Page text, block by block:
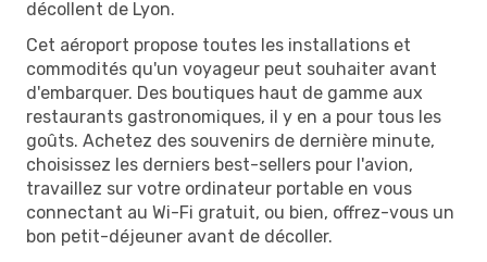
décollent de Lyon.
Cet aéroport propose toutes les installations et
commodités qu'un voyageur peut souhaiter avant
d'embarquer. Des boutiques haut de gamme aux
restaurants gastronomiques, il y en a pour tous les
goûts. Achetez des souvenirs de dernière minute,
choisissez les derniers best-sellers pour l'avion,
travaillez sur votre ordinateur portable en vous
connectant au Wi-Fi gratuit, ou bien, offrez-vous un
bon petit-déjeuner avant de décoller.